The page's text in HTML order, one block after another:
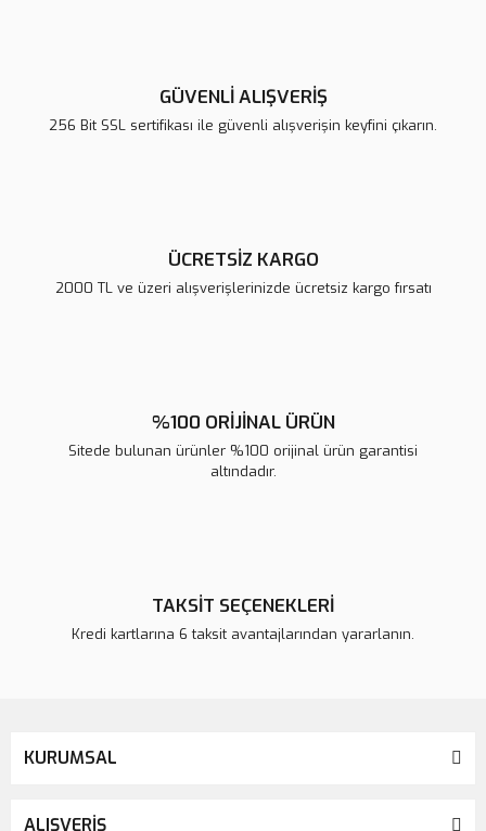
Ürün açıklamasında eksik bilgiler bulunuyor.
GÜVENLİ ALIŞVERİŞ
256 Bit SSL sertifikası ile güvenli alışverişin keyfini çıkarın.
ÜCRETSİZ KARGO
2000 TL ve üzeri alışverişlerinizde ücretsiz kargo fırsatı
%100 ORİJİNAL ÜRÜN
Sitede bulunan ürünler %100 orijinal ürün garantisi
altındadır.
TAKSİT SEÇENEKLERİ
Kredi kartlarına 6 taksit avantajlarından yararlanın.
KURUMSAL
ALIŞVERİŞ